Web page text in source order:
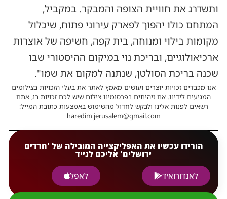
ותשדרג את חוויית הצופה והמבקר. במקביל,
המתחם כולו יהפוך לפארק עירוני פתוח, שיכלול
מקומות בילוי ומנוחה, בית קפה, חשיפה של אוצרות
ארכיאולוגיים, ובריכת נוי במיקום ההיסטורי שבו
שכנה בריכת הסולטן, שנתנה למקום את שמו".
אנו מכבדים זכויות יוצרים ועושים מאמץ לאתר את בעלי הזכויות בצילומים
המגיעים לידינו. אם זיהיתים בפרסומינו צילום שיש לכם זכויות בו, אתם
רשאים לפנות אלינו ולבקש לחדול מהשימוש באמצעות כתובת המייל:
haredim.jerusalem@gmail.com
הורידו עכשיו את האפליקצייה המובילה של 'חרדים
ירושלים' אליכם לנייד
לאנדורואיד
לאפל